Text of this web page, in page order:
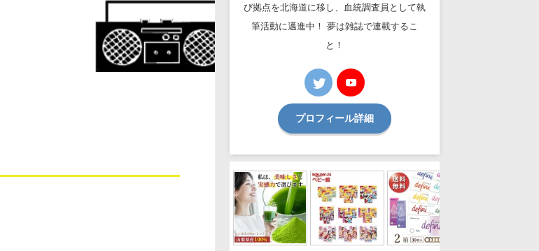
び拠点を北海道に移し、血統調査員として執
筆活動に邁進中！ 夢は雑誌で連載するこ
と！
プロフィール詳細